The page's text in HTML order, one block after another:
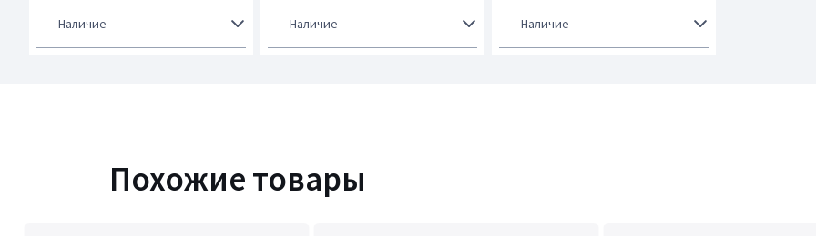
Наличие Наличие Наличие
Похожие товары